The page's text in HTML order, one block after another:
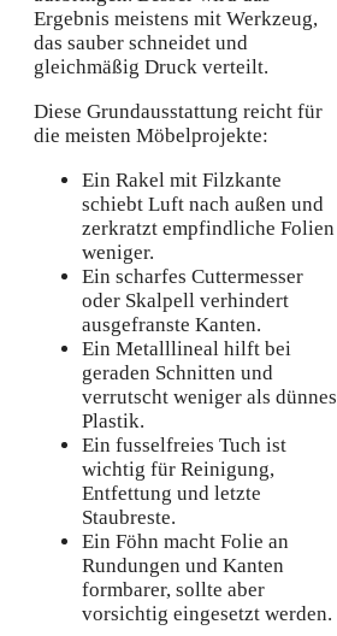
Ergebnis meistens mit Werkzeug,
das sauber schneidet und
gleichmäßig Druck verteilt.
Diese Grundausstattung reicht für
die meisten Möbelprojekte:
Ein Rakel mit Filzkante
schiebt Luft nach außen und
zerkratzt empfindliche Folien
weniger.
Ein scharfes Cuttermesser
oder Skalpell verhindert
ausgefranste Kanten.
Ein Metalllineal hilft bei
geraden Schnitten und
verrutscht weniger als dünnes
Plastik.
Ein fusselfreies Tuch ist
wichtig für Reinigung,
Entfettung und letzte
Staubreste.
Ein Föhn macht Folie an
Rundungen und Kanten
formbarer, sollte aber
vorsichtig eingesetzt werden.